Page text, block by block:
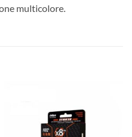
multicolore.